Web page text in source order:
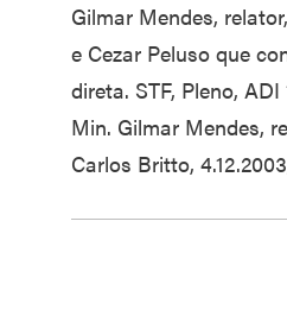
Gilmar Mendes,
e Cezar Peluso que
direta. STF, Pleno,
Min. Gilmar Mendes,
Carlos Britto,